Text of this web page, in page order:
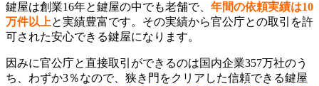
鍵屋は創業16年と鍵屋の中でも老舗で、 年間の依頼実績は10
万件以上と実績豊富です。その実績から官公庁との取引を許
可された安心できる鍵屋になります。
因みに官公庁と直接取引ができるのは国内企業357万社のう
ち、わずか3％なので、狭き門をクリアした信頼できる鍵屋